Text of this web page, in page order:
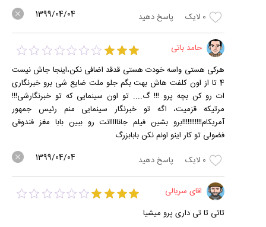
0 لایک پاسخ دهید 1399/04/04
حامد باتی
هرکی هستی واسه خودت هستی قدقد اضافی نکن،اینجا جاش نیست
4 تا از اون کلفت هاش بهت بگم جلو ملت ضایع شی برو خبرنگاری
ات رو کن بچه پرو !!! گ.... تو اون سینمایی که تو خبرنگارشی!!!
مرتیکه قزمیت، اگه تو خبرنگار سینمایی منم رئیس جمهور
آمریکام!!!!!!!!!!!برو بشین فیلم جانااااانت رو ببین بابا مغز فندوقی
فضولی تو کار اینو اونم نکن بابابزرگ
0 لایک پاسخ دهید 1399/04/04
اقای سریالی
تاتی تا تی داری پرو میشیا